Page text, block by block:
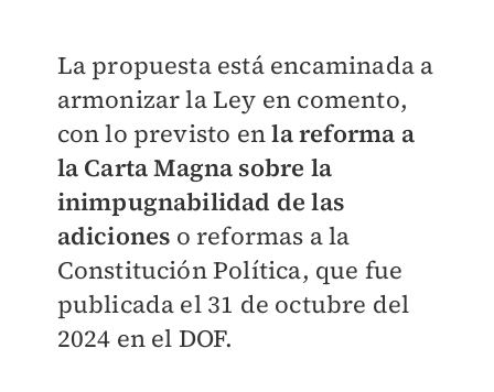
La propuesta está encaminada a
armonizar la Ley en comento,
con lo previsto enla reforma a
la Carta Magna sobre la
inimpugnabilidad de las
adiciones o reformas a la
Constitución Política, que fue
publicada el 31 de octubre del
2024 en el DOF.